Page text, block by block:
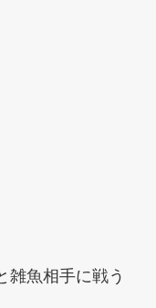
雑魚相手に戦う